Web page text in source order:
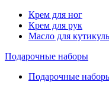
Крем для ног
Крем для рук
Масло для
Подарочные наборы
Подарочные